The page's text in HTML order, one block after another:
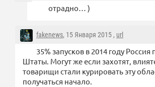
отрадно… )
fakenews, 15 Января 2015 , url
35% запусков в 2014 году Россия
Штаты. Могут же если захотят,
товарищи стали курировать эту
получаться начало.